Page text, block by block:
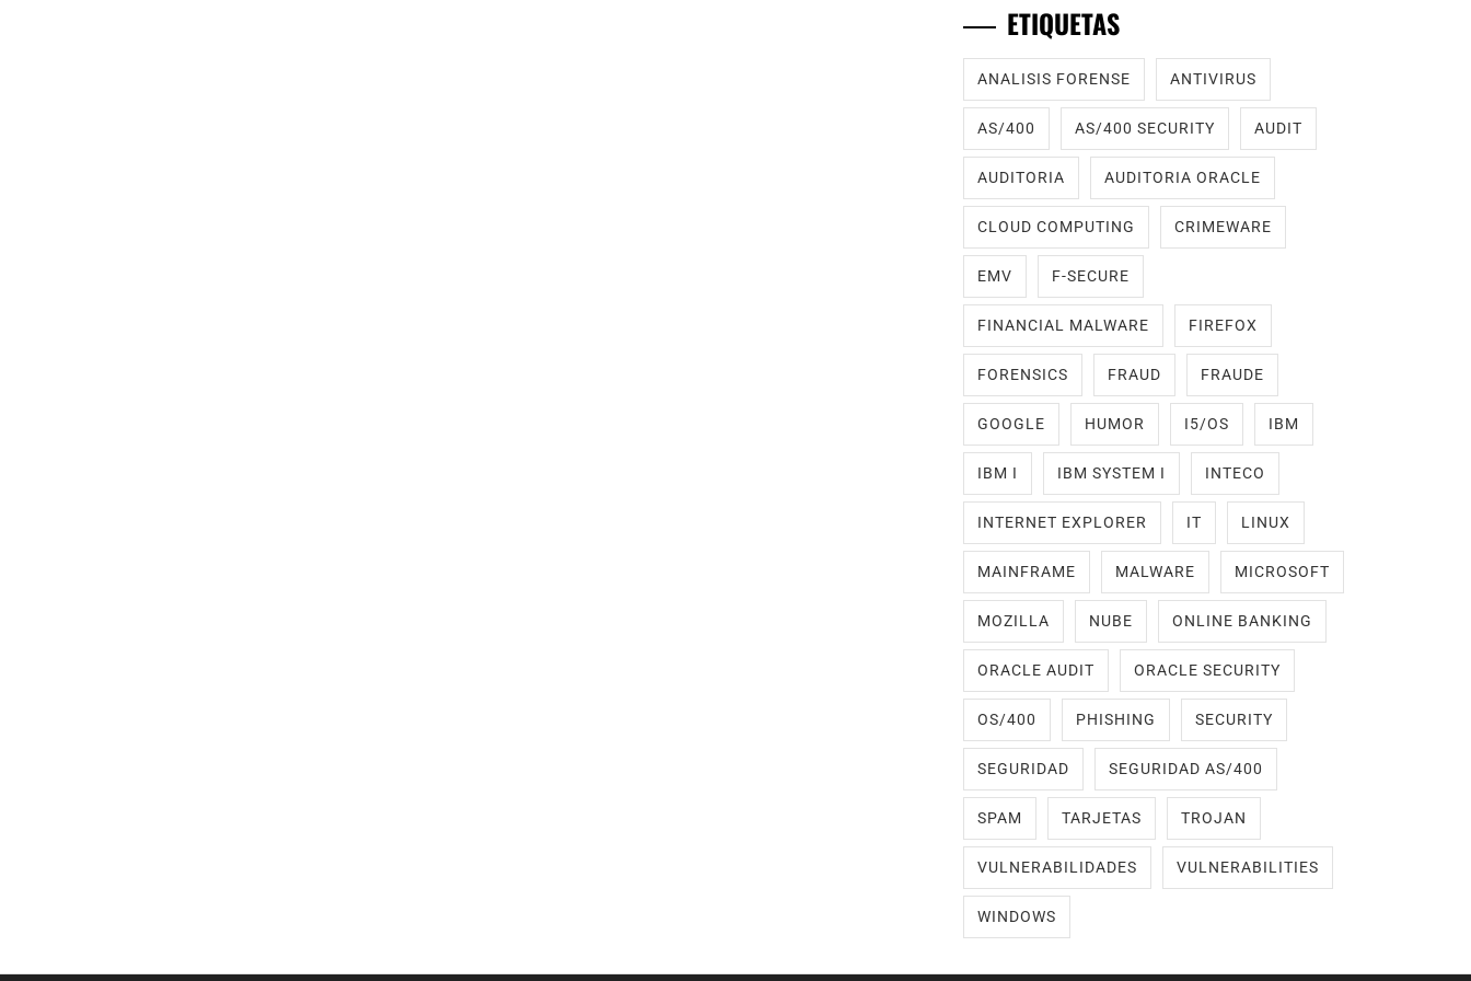
ETIQUETAS
ANALISIS FORENSE ANTIVIRUS
AS/400 AS/400 SECURITY AUDIT
AUDITORIA AUDITORIA ORACLE
CLOUD COMPUTING CRIMEWARE
EMV F-SECURE
FINANCIAL MALWARE FIREFOX
FORENSICS FRAUD FRAUDE
GOOGLE HUMOR I5/OS IBM
IBM I IBM SYSTEM I INTECO
INTERNET EXPLORER IT LINUX
MAINFRAME MALWARE MICROSOFT
MOZILLA NUBE ONLINE BANKING
ORACLE AUDIT ORACLE SECURITY
OS/400 PHISHING SECURITY
SEGURIDAD SEGURIDAD AS/400
SPAM TARJETAS TROJAN
VULNERABILIDADES VULNERABILITIES
WINDOWS